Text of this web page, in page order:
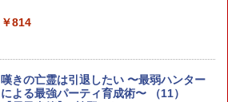
写らナイんです（2） （少年サンデーコ
ミックス） [ コノシマ ルカ ]
￥814
嘆きの亡霊は引退したい 〜最弱ハンター
による最強パーティ育成術〜 （11）